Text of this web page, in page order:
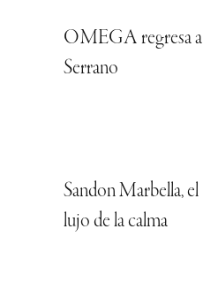
OMEGA regresa a
Serrano
Sandon Marbella, el
lujo de la calma